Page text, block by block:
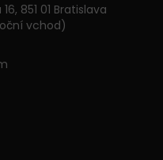
851 01 Bratislava
vchod)